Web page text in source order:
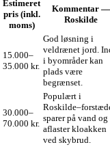
Estimeret
pris (inkl.
moms)
Kommentar —
Roskilde
15.000–
35.000 kr.
God løsning i
veldrænet jord.
i byområder kan
plads være
begrænset.
30.000–
70.000 kr.
Populært i
sparer på vand og
aflaster kloakken
ved skybrud.